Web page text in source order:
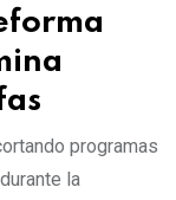
programas
la